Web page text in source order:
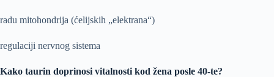
radu mitohondrija (ćelijskih „elektrana“)
regulaciji nervnog sistema
Kako taurin doprinosi vitalnosti kod žena posle 40-te?